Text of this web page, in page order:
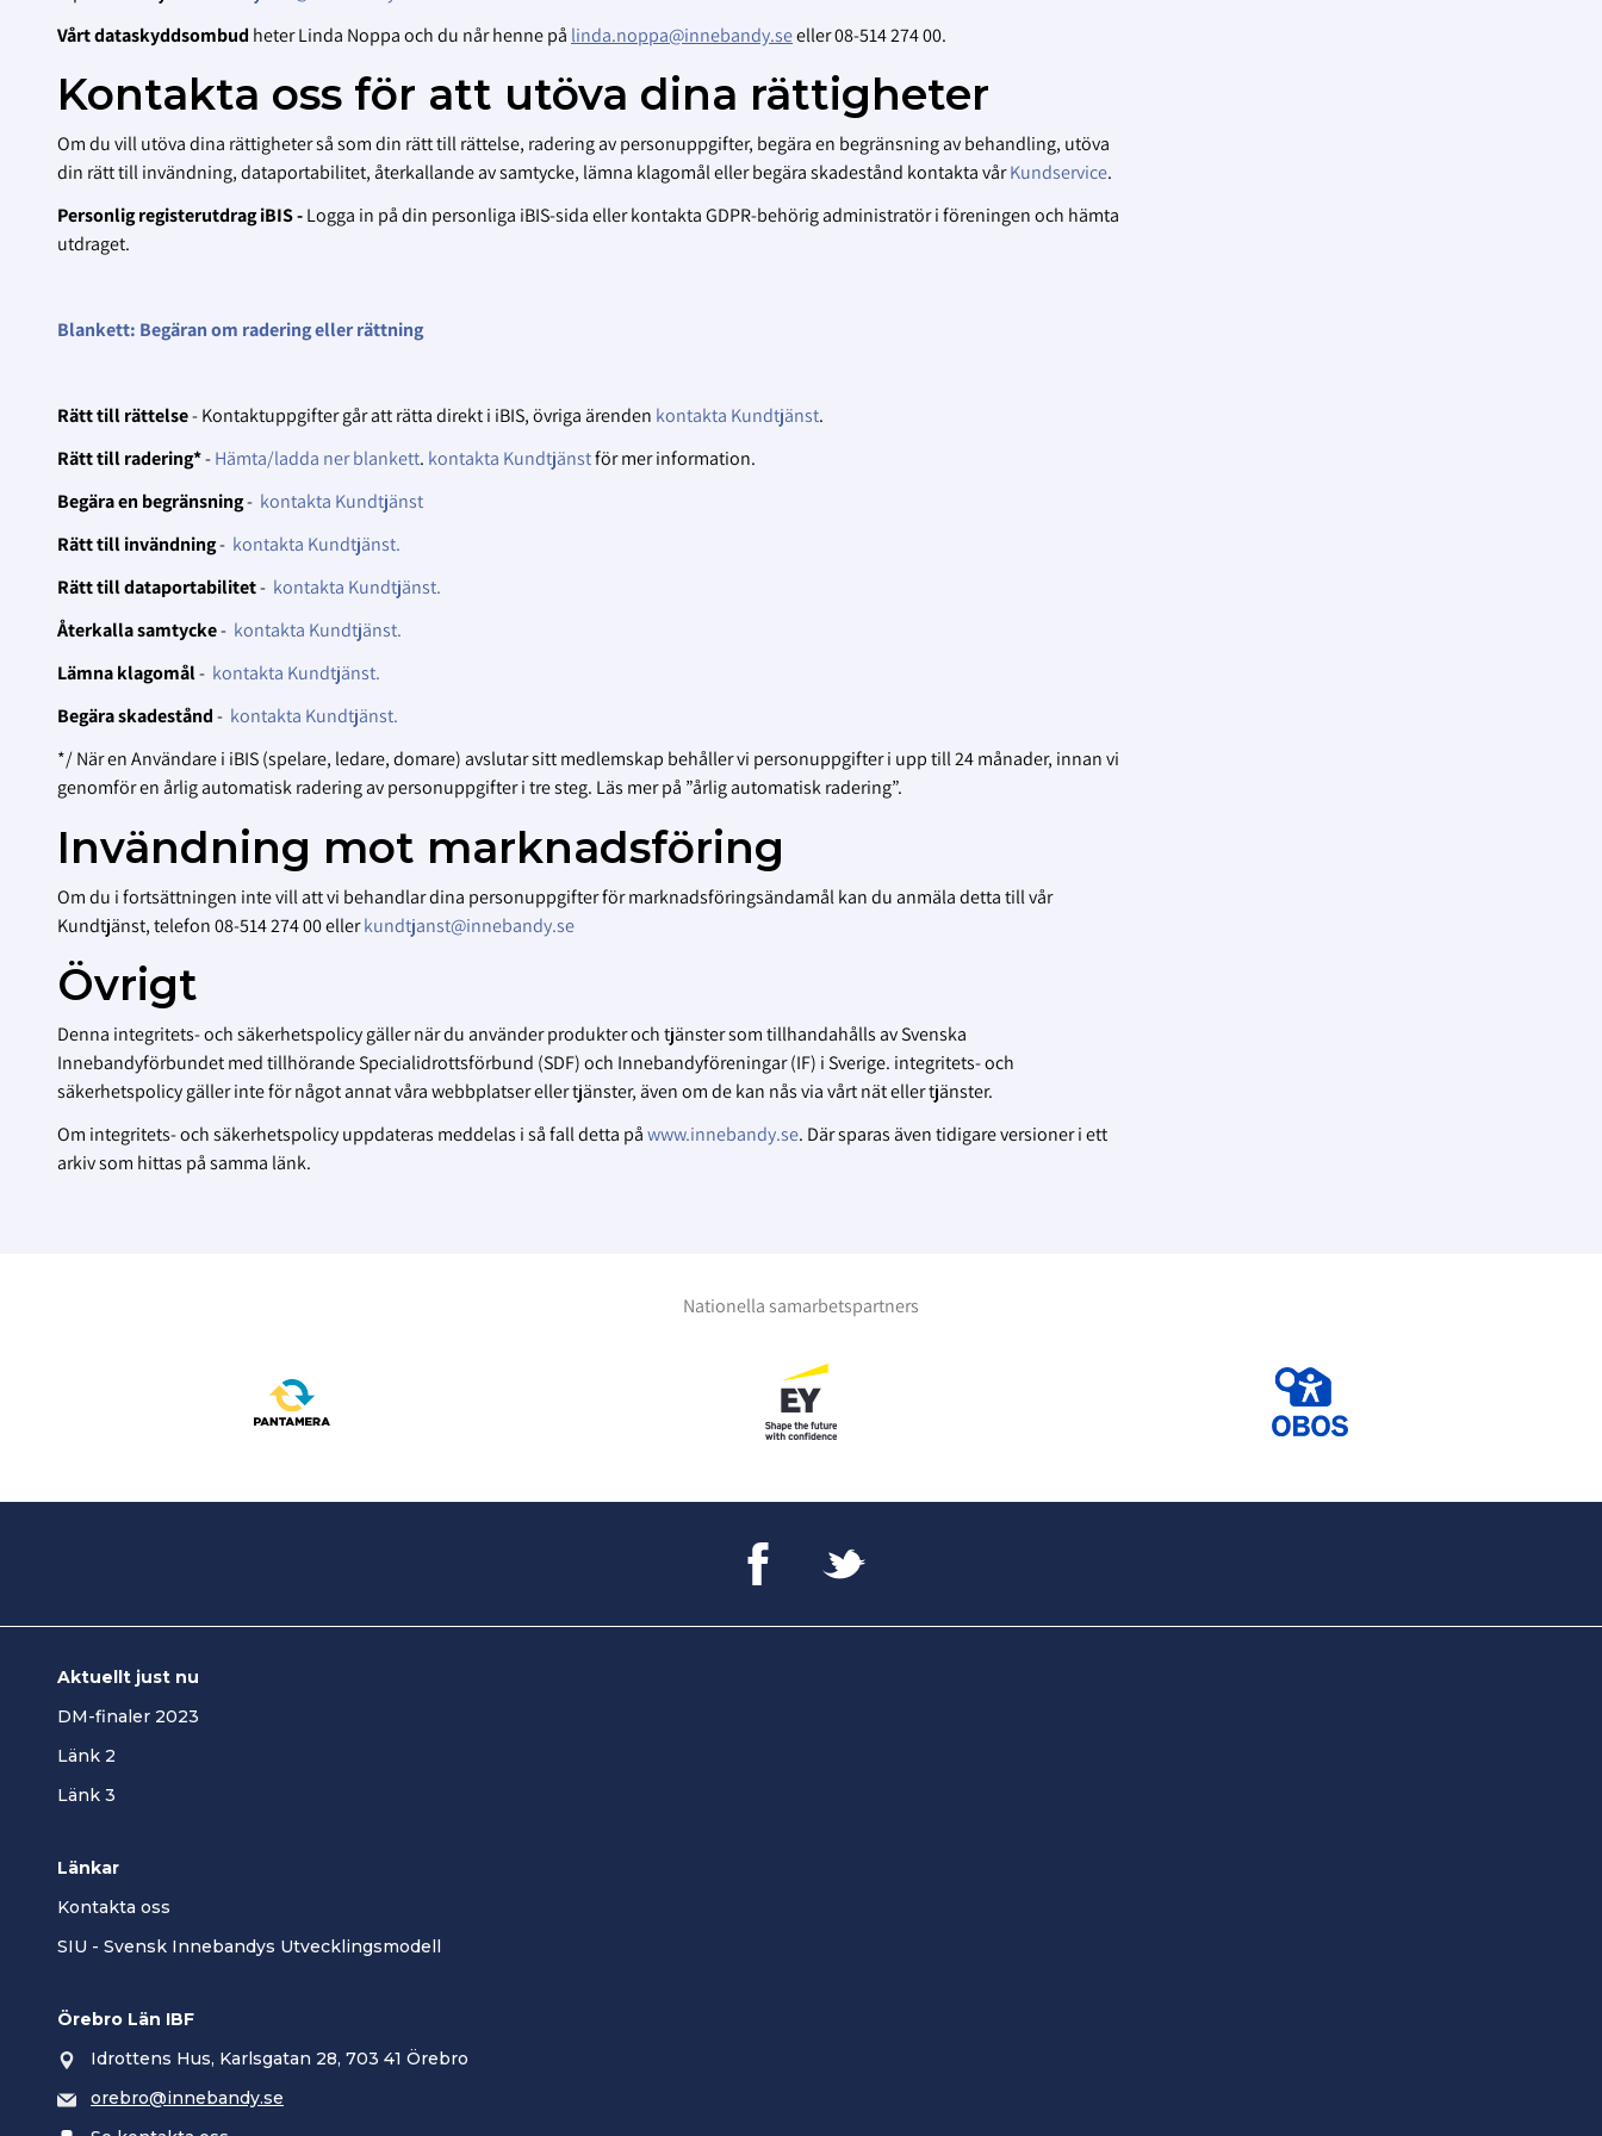
Vårt dataskyddsombud heter Linda Noppa och du når henne på linda.noppa@innebandy.seeller 08-514 274 00.
Kontakta oss för att utöva dina rättigheter
Om du vill utöva dina rättigheter så som din rätt till rättelse, radering av personuppgifter, begära en begränsning av behandling, utöva
din rätt till invändning, dataportabilitet, återkallande av samtycke, lämna klagomål eller begära skadestånd kontakta vårKundservice.
Personlig registerutdrag iBIS -Logga in på din personliga iBIS-sida eller kontakta GDPR-behörig administratör i föreningen och hämta
utdraget.
Blankett: Begäran om radering eller rättning
Rätt till rättelse- Kontaktuppgifter går att rätta direkt i iBIS, övriga ärenden kontakta Kundtjänst.
Rätt till radering*-Hämta/ladda ner blankett. kontakta Kundtjänstför mer information.
Begära en begränsning- kontakta Kundtjänst
Rätt till invändning- kontakta Kundtjänst.
Rätt till dataportabilitet- kontakta Kundtjänst.
Återkalla samtycke- kontakta Kundtjänst.
Lämna klagomål- kontakta Kundtjänst.
Begära skadestånd- kontakta Kundtjänst.
*/ När en Användare i iBIS (spelare, ledare, domare) avslutar sitt medlemskap behåller vi personuppgifter i upp till 24 månader, innan vi
genomför en årlig automatisk radering av personuppgifter i tre steg. Läs mer på ”årlig automatisk radering”.
Invändning mot marknadsföring
Om du i fortsättningen inte vill att vi behandlar dina personuppgifter för marknadsföringsändamål kan du anmäla detta till vår
Kundtjänst, telefon 08-514 274 00 ellerkundtjanst@innebandy.se
Övrigt
Denna integritets- och säkerhetspolicy gäller när du använder produkter och tjänster som tillhandahålls av Svenska
Innebandyförbundet med tillhörande Specialidrottsförbund (SDF) och Innebandyföreningar (IF) i Sverige. integritets- och
säkerhetspolicy gäller inte för något annat våra webbplatser eller tjänster, även om de kan nås via vårt nät eller tjänster.
Om integritets- och säkerhetspolicy uppdateras meddelas i så fall detta påwww.innebandy.se. Där sparas även tidigare versioner i ett
arkiv som hittas på samma länk.
Nationella samarbetspartners
Aktuellt just nu
DM-finaler 2023
Länk 2
Länk 3
Länkar
Kontakta oss
SIU - Svensk Innebandys Utvecklingsmodell
Örebro Län IBF
Idrottens Hus, Karlsgatan 28, 703 41 Örebro
orebro@innebandy.se